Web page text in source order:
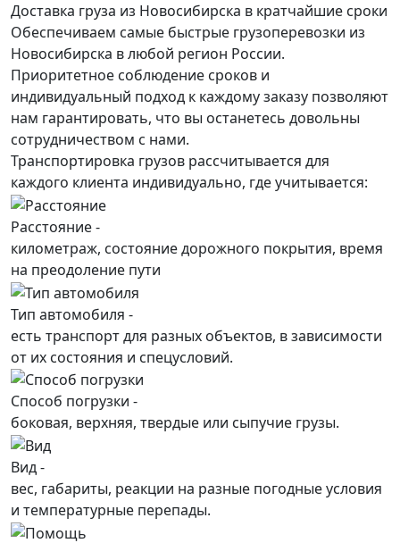
Доставка груза из Новосибирска в кратчайшие сроки
Обеспечиваем самые быстрые грузоперевозки из
Новосибирска в любой регион России.
Приоритетное соблюдение сроков и
индивидуальный подход к каждому заказу позволяют
нам гарантировать, что вы останетесь довольны
сотрудничеством с нами.
Транспортировка грузов рассчитывается для
каждого клиента индивидуально, где учитывается:
Расстояние -
километраж, состояние дорожного покрытия, время
на преодоление пути
Тип автомобиля -
есть транспорт для разных объектов, в зависимости
от их состояния и спецусловий.
Способ погрузки -
боковая, верхняя, твердые или сыпучие грузы.
Вид -
вес, габариты, реакции на разные погодные условия
и температурные перепады.